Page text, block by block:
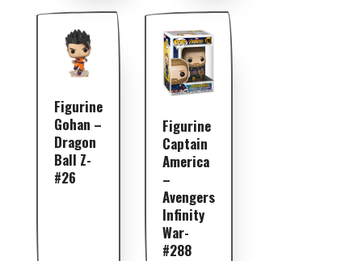
Figurine
Gohan –
Dragon
Ball Z-
#26
Figurine
Captain
America
–
Avengers
Infinity
War-
#288